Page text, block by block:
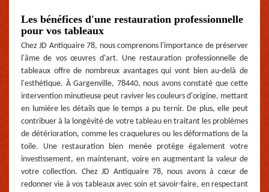
Les bénéfices d'une restauration professionnelle
pour vos tableaux
Chez JD Antiquaire 78, nous comprenons l'importance de préserver
l'âme de vos œuvres d'art. Une restauration professionnelle de
tableaux offre de nombreux avantages qui vont bien au-delà de
l'esthétique. À Gargenville, 78440, nous avons constaté que cette
intervention minutieuse peut raviver les couleurs d'origine, mettant
en lumière les détails que le temps a pu ternir. De plus, elle peut
contribuer à la longévité de votre tableau en traitant les problèmes
de détérioration, comme les craquelures ou les déformations de la
toile. Une restauration bien menée protège également votre
investissement, en maintenant, voire en augmentant la valeur de
votre collection. Chez JD Antiquaire 78, nous avons à cœur de
redonner vie à vos tableaux avec soin et savoir-faire, en respectant